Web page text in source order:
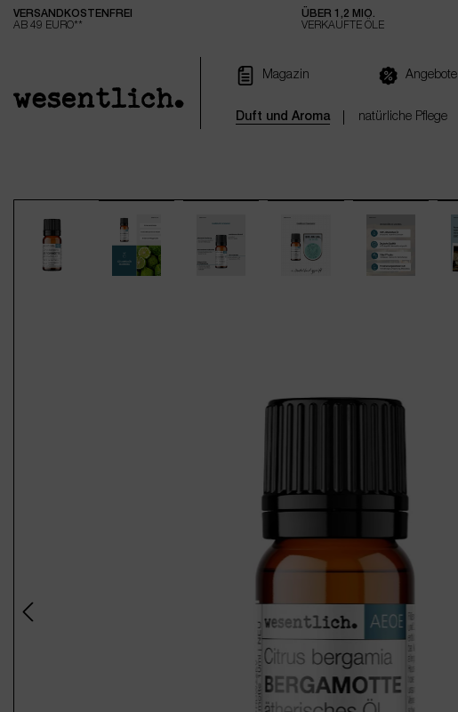
springen Zur Hauptnavigation springen
VERSANDKOSTENFREI
AB 49 EURO**
ÜBER 1,2 MIO.
VERKAUFTE ÖLE
Magazin Angebote
Duft und Aroma natürliche Pflege